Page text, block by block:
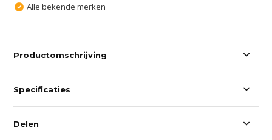
Alle bekende merken
Productomschrijving
Specificaties
Delen